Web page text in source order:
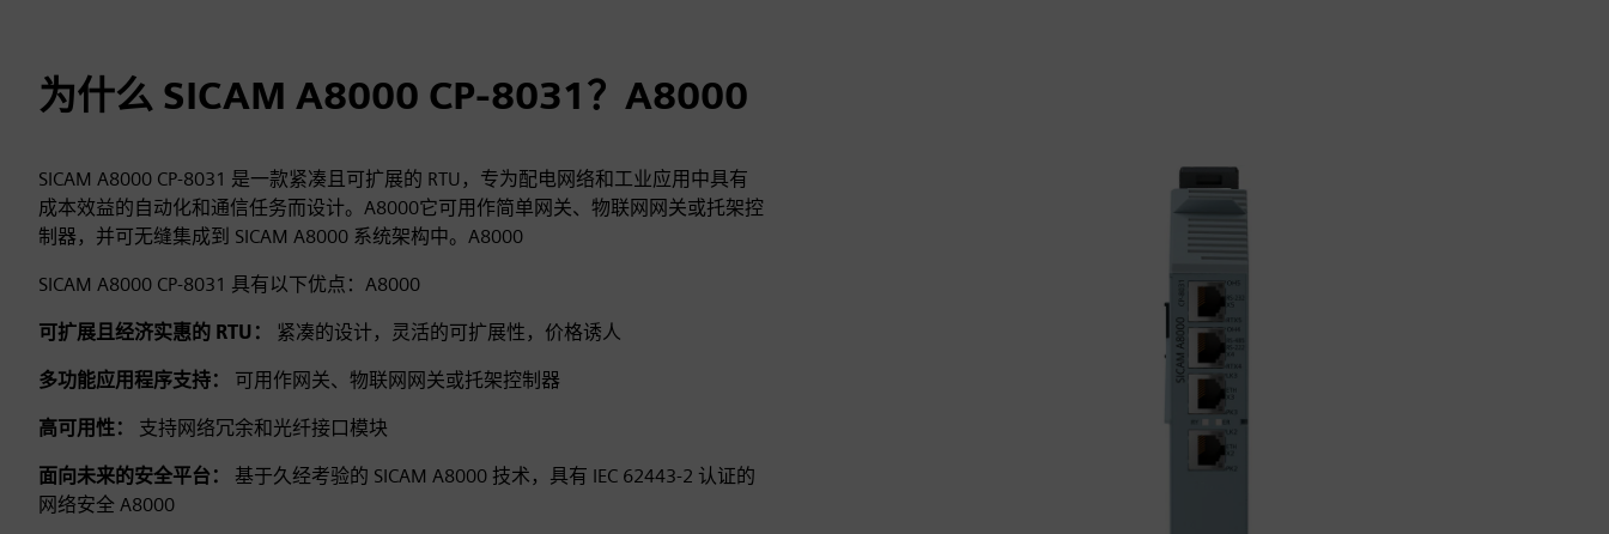
为什么 SICAM A8000 CP-8031？A8000
SICAM A8000 CP-8031 是一款紧凑且可扩展的 RTU，专为配电网络和工业应用中具有
成本效益的自动化和通信任务而设计。A8000它可用作简单网关、物联网网关或托架控
制器，并可无缝集成到 SICAM A8000 系统架构中。A8000
SICAM A8000 CP-8031 具有以下优点：A8000
可扩展且经济实惠的 RTU： 紧凑的设计，灵活的可扩展性，价格诱人
多功能应用程序支持： 可用作网关、物联网网关或托架控制器
高可用性： 支持网络冗余和光纤接口模块
面向未来的安全平台：
基于久经考验的 SICAM A8000 技术，具有 IEC 62443‑2 认证的
网络安全 A8000